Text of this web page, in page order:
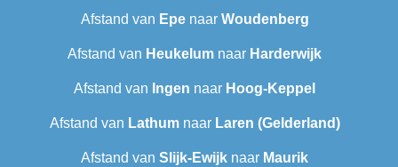
Afstand van Epenaar Woudenberg
Afstand van Heukelum naar Harderwijk
Afstand van Ingen naar Hoog-Keppel
Afstand van Lathumnaar Laren (Gelderland)
Afstand van Slijk-Ewijk naar Maurik